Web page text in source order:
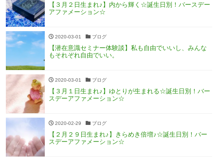
【３月２日生まれ♪】内から輝く☆誕生日別！バースデー
アファメーション☆
2020-03-01 ブログ
【潜在意識セミナー体験談】私も自由でいいし、みんな
もそれぞれ自由でいい。
2020-03-01 ブログ
【３月１日生まれ♪】ゆとりが生まれる☆誕生日別！バー
スデーアファメーション☆
2020-02-29 ブログ
【２月２９日生まれ♪】きらめき倍増♪☆誕生日別！バー
スデーアファメーション☆